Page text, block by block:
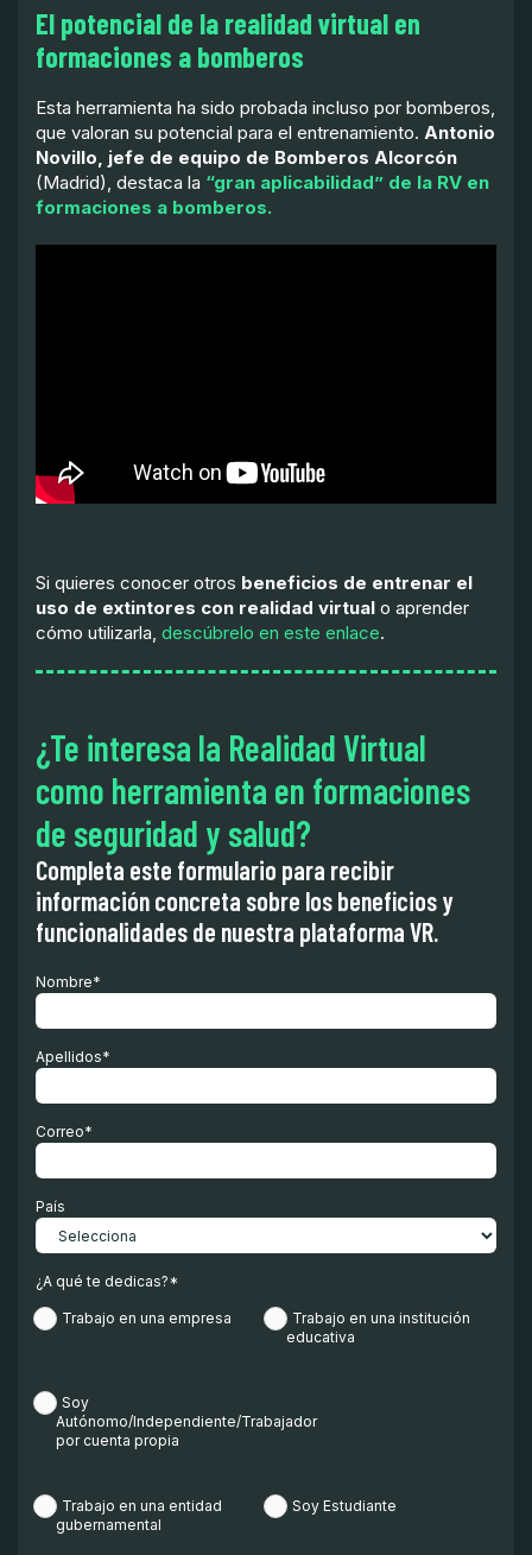
El potencial de la realidad virtual en
formaciones a bomberos
Esta herramienta ha sido probada incluso por bomberos,
que valoran su potencial para el entrenamiento. Antonio
Novillo, jefe de equipo de Bomberos Alcorcón
(Madrid), destaca la “gran aplicabilidad” de la RV en
formaciones a bomberos.
Si quieres conocer otros beneficios de entrenar el
uso de extintores con realidad virtual o aprender
cómo utilizarla, descúbrelo en este enlace.
¿Te interesa la Realidad Virtual
como herramienta en formaciones
de seguridad y salud?
Completa este formulario para recibir
información concreta sobre los beneficios y
funcionalidades de nuestra plataforma VR.
Nombre*
Apellidos*
Correo*
País
¿A qué te dedicas?*
Trabajo en una empresa
Trabajo en una institución
educativa
Soy
Autónomo/Independiente/Trabajador
por cuenta propia
Trabajo en una entidad
gubernamental
Soy Estudiante